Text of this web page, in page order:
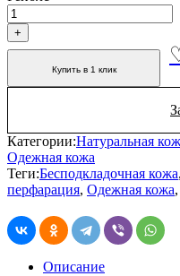
Купить в 1 клик
Категории:Натуральная
Одежная кожа
Теги:Бесподкладочная кожа,
перфарация, Одежная кожа,
Описание